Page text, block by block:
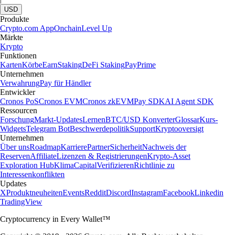
USD
Produkte
Crypto.com AppOnchainLevel Up
Märkte
Krypto
Funktionen
KartenKörbeEarnStakingDeFi StakingPayPrime
Unternehmen
VerwahrungPay für Händler
Entwickler
Cronos PoSCronos EVMCronos zkEVMPay SDKAI Agent SDK
Ressourcen
ForschungMarkt-UpdatesLernenBTC/USD KonverterGlossarKurs-
WidgetsTelegram BotBeschwerdepolitikSupportKryptooversigt
Unternehmen
Über unsRoadmapKarrierePartnerSicherheitNachweis der
ReservenAffiliateLizenzen & RegistrierungenKrypto-Asset
Exploration HubKlimaCapitalVerifizierenRichtlinie zu
Interessenkonflikten
Updates
XProduktneuheitenEventsRedditDiscordInstagramFacebookLinkedin
TradingView
Cryptocurrency in Every Wallet™